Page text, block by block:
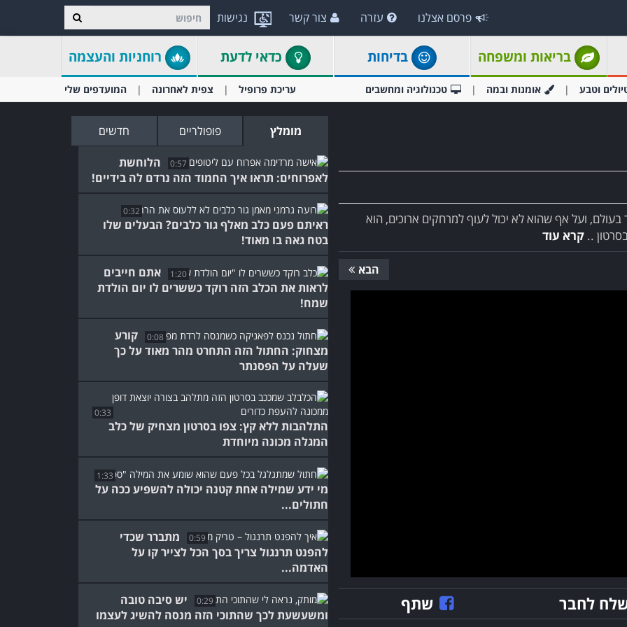
נגישות פרסם אצלנו עזרה צור קשר
בריאות ומשפחה בדיחות כדאי לדעת רוחניות והעצמה
וטבע אומנות ובמה טכנולוגיה ומחשבים עריכת פרופיל צפית לאחרונה המועדפים שלי
ועל אף שהוא לא יכול לעוף למרחקים ארוכים, הוא
.. קרא עוד
הבא
לחבר שתף
מומלץ פופולריים חדשים
0:57
הלוחשת
לאפרוחים: תראו איך החמוד הזה נרדם לה בידיים!
0:32
ראיתם פעם כלב מאלף גור כלבים? הבעלים שלו
בטח גאה בו מאוד!
1:20
אתם חייבים
לראות את הכלב הזה רוקד כששרים לו יום הולדת
שמח!
0:08
קורע
מצחוק: החתול הזה התחרט מהר מאוד על כך
שעלה על הפסנתר
0:33
התלהבות ללא קץ: צפו בסרטון מצחיק של כלב
המגלה מכונה מיוחדת
1:33
מי ידע שמילה אחת קטנה יכולה להשפיע ככה על
חתולים...
0:59
מתברר שכדי
להפנט תרנגול צריך בסך הכל לצייר קו על
האדמה...
0:29
יש סיבה טובה
ומשעשעת לכך שהתוכי הזה מנסה להשיג לעצמו